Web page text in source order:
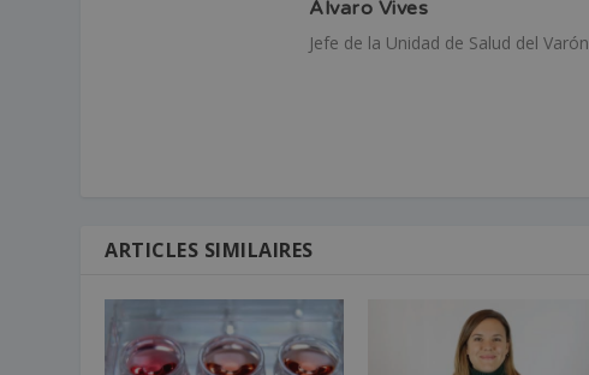
Álvaro Vives
Jefe de la Unidad de Salud del Varón
ARTICLES SIMILAIRES